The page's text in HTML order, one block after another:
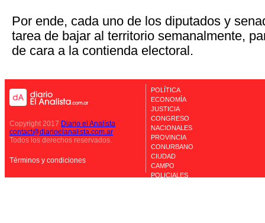
Por ende, cada uno de los diputados y
tarea de bajar al territorio semanalmente,
de cara a la contienda electoral.
Copyright 2017 Diario el Analísta
contact@diarioelanalista.com.ar
Todos los derechos reservados.
Términos y condiciones
POLÍTICA
ECONOMÍA
JUSTICIA
CONGRESO
NACIONALES
PROVINCIA
CONURBANO
CIUDAD
CAMPO
POLICIALES